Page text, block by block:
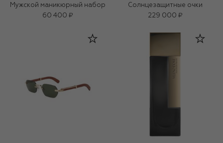
Мужской маникюрный набор
60 400 ₽
Солнцезащитные очки
229 000 ₽